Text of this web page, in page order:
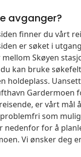
avganger?
finner du vårt
er søket i
Skøyen
kan bruke
holdeplass.
Gardermoen
er vårt mål
som
nedenfor for å
Vi ønsker deg